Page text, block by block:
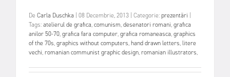
De Carla Duschka 08 Decembrie, 2013 Categorie:prezentări
Tags:atelierul de grafica,comunism,desenatori romani,grafica
anilor 50-70,grafica fara computer,grafica romaneasca,graphics
of the 70s,graphics without computers,hand drawn letters,litere
vechi,romanian communist graphic design,romanian illustrators,